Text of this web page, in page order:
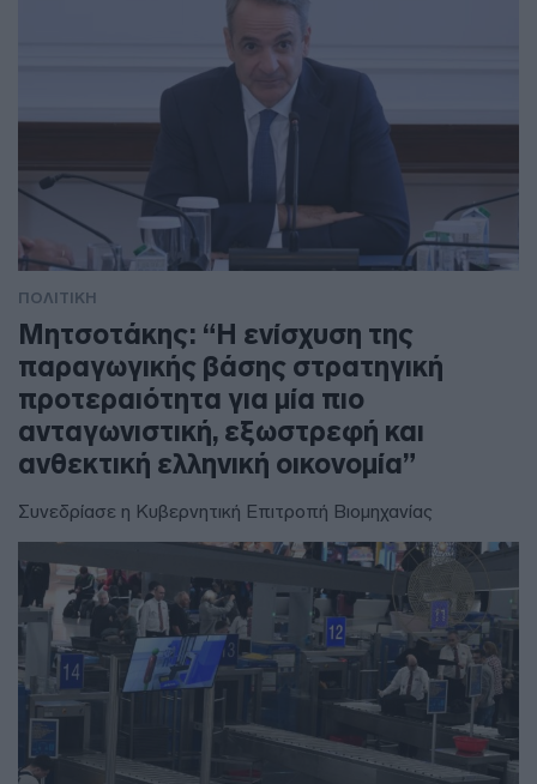
ΠΟΛΙΤΙΚΗ
Μητσοτάκης: “Η ενίσχυση της
παραγωγικής βάσης στρατηγική
προτεραιότητα για μία πιο
ανταγωνιστική, εξωστρεφή και
ανθεκτική ελληνική οικονομία”
Συνεδρίασε η Κυβερνητική Επιτροπή Βιομηχανίας